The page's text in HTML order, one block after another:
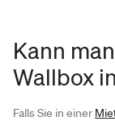
Kann
Wallbox
Falls Sie in einer